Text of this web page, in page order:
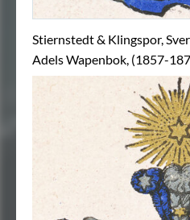
Stiernstedt & Klingspor,
Adels Wapenbok, (1857-